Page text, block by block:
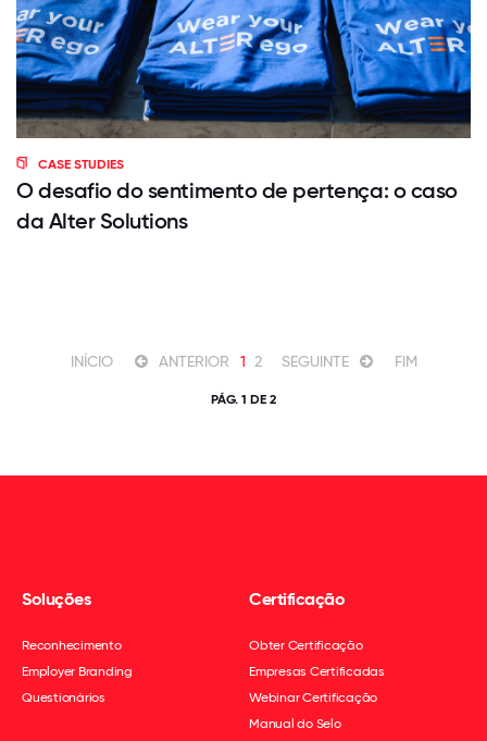
CASE STUDIES
O desafio do sentimento de pertença: o caso
da Alter Solutions
INÍCIO ANTERIOR 1 2 SEGUINTE FIM
PÁG. 1 DE 2
Soluções
Reconhecimento
Employer Branding
Questionários
Certificação
Obter Certificação
Empresas Certificadas
Webinar Certificação
Manual do Selo